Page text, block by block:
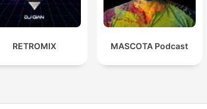
RETROMIX MASCOTA Podcast